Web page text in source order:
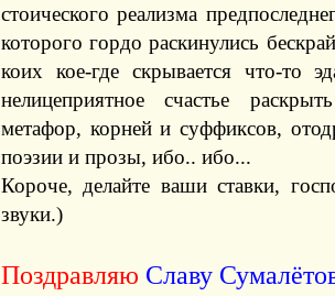
стоического реализма
которого гордо раскинулись
коих кое-где скрывается что-то
нелицеприятное счастье
метафор, корней и суффиксов,
поэзии и прозы, ибо.. ибо...
Короче, делайте ваши ставки,
звуки.)
Поздравляю Славу